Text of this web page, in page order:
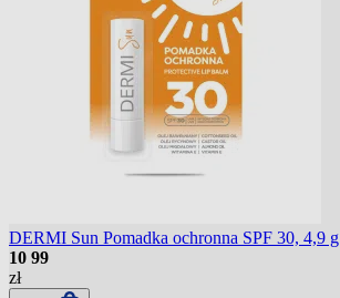
DERMI Sun Pomadka ochronna SPF 30, 4,9 g
10 99
zł